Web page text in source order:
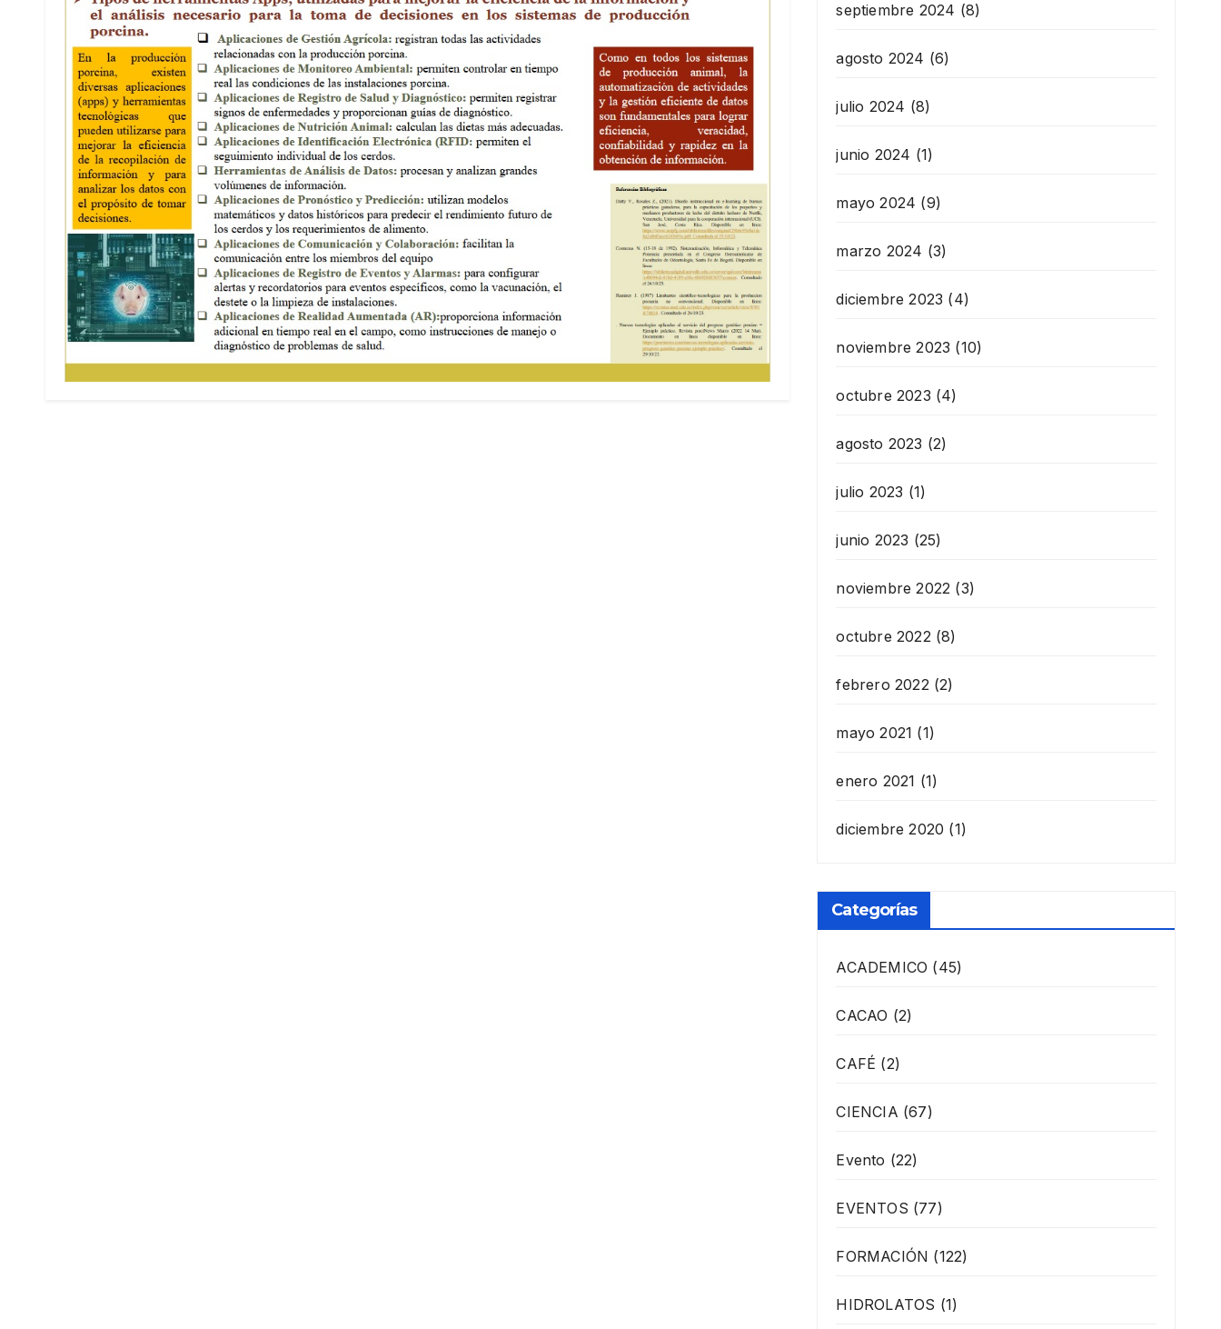
septiembre 2024 (8)
agosto 2024 (6)
julio 2024 (8)
junio 2024 (1)
mayo 2024 (9)
marzo 2024 (3)
diciembre 2023 (4)
noviembre 2023 (10)
octubre 2023 (4)
agosto 2023 (2)
julio 2023 (1)
junio 2023 (25)
noviembre 2022 (3)
octubre 2022(8)
febrero 2022(2)
mayo 2021 (1)
enero 2021 (1)
diciembre 2020 (1)
Categorías
ACADEMICO (45)
CACAO (2)
CAFÉ (2)
CIENCIA (67)
Evento (22)
EVENTOS (77)
FORMACIÓN (122)
HIDROLATOS (1)